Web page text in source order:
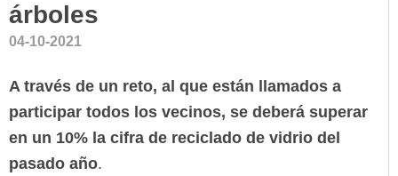
árboles
04-10-2021
A través de un reto, al que están llamados a
participar todos los vecinos, se deberá superar
en un 10% la cifra de reciclado de vidrio del
pasado año.